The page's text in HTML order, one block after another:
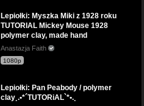
Lepiołki: Myszka Miki z 1928 roku
TUTORIAL Mickey Mouse 1928
polymer clay, made hand
Anastazja Faith
1080p
Lepiołki: Pan Peabody / polymer
clay¸.•*´TUTORiAL`*•.¸